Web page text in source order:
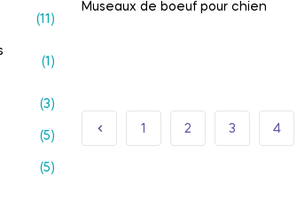
Museaux de boeuf pour chien
1 2 3 4
(11)
(1)
(3)
(5)
(5)